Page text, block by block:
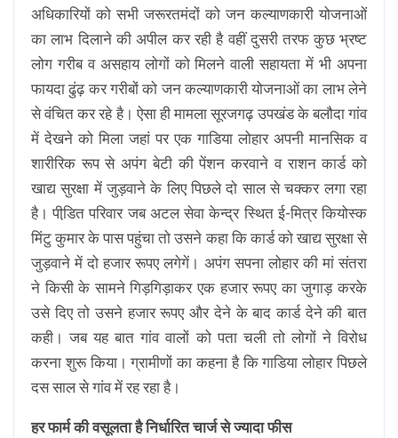
अधिकारियों को सभी जरूरतमंदों को जन कल्याणकारी योजनाओं
का लाभ दिलाने की अपील कर रही है वहीं दुसरी तरफ कुछ भ्रष्ट
लोग गरीब व असहाय लोगों को मिलने वाली सहायता में भी अपना
फायदा ढुंढ़ कर गरीबों को जन कल्याणकारी योजनाओं का लाभ लेने
से वंचित कर रहे है। ऐसा ही मामला सूरजगढ़ उपखंड के बलौदा गांव
में देखने को मिला जहां पर एक गाडिया लोहार अपनी मानसिक व
शारीरिक रूप से अपंग बेटी की पेंशन करवाने व राशन कार्ड को
खाद्य सुरक्षा में जुड़वाने के लिए पिछले दो साल से चक्कर लगा रहा
है। पीडि़त परिवार जब अटल सेवा केन्द्र स्थित ई-मित्र कियोस्क
मिंटु कुमार के पास पहुंचा तो उसने कहा कि कार्ड को खाद्य सुरक्षा से
जुड़वाने में दो हजार रूपए लगेगें। अपंग सपना लोहार की मां संतरा
ने किसी के सामने गिड़गिड़ाकर एक हजार रूपए का जुगाड़ करके
उसे दिए तो उसने हजार रूपए और देने के बाद कार्ड देने की बात
कही। जब यह बात गांव वालों को पता चली तो लोगों ने विरोध
करना शुरू किया। ग्रामीणों का कहना है कि गाडिया लोहार पिछले
दस साल से गांव में रह रहा है।
हर फार्म की वसूलता है निर्धारित चार्ज से ज्यादा फीस